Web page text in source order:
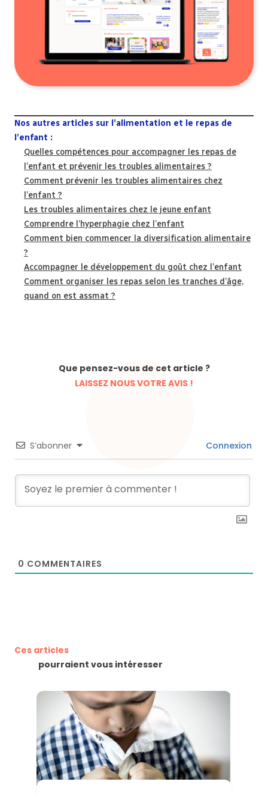
Nos autres articles sur l’alimentation et le repas de
l’enfant :
Quelles compétences pour accompagner les repas de
l’enfant et prévenir les troubles alimentaires ?
Comment prévenir les troubles alimentaires chez
l’enfant ?
Les troubles alimentaires chez le jeune enfant
Comprendre l’hyperphagie chez l’enfant
Comment bien commencer la diversification alimentaire
?
Accompagner le développement du goût chez l’enfant
Comment organiser les repas selon les tranches d’âge,
quand on est assmat ?
Que pensez-vous de cet article ?
LAISSEZ NOUS VOTRE AVIS !
S’abonner Connexion
0 COMMENTAIRES
Ces articles
pourraient vous intéresser